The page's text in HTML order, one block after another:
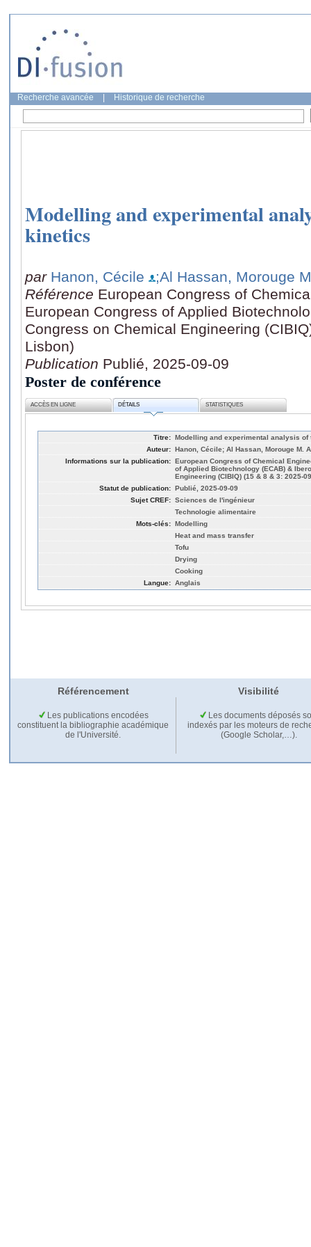
Recherche avancée Historique de recherche
Modelling and experimental
kinetics
par Hanon, Cécile
;Al Hassan, Morouge
Référence European Congress of
European Congress of Applied
Congress on Chemical Engineering
Lisbon)
Publication Publié, 2025-09-09
Poster de conférence
ACCÈS EN LIGNE DÉTAILS STATISTIQUES
Titre: Modelling and experimental analysis
Auteur: Hanon, Cécile; Al Hassan, Morouge M.
Informations sur la publication: European Congress of Chemical
of Applied Biotechnology (ECAB) &
Engineering (CIBIQ) (15 & 8 & 3: 2025-
Statut de publication: Publié, 2025-09-09
Sujet CREF: Sciences de l'ingénieur
Technologie alimentaire
Mots-clés: Modelling
Heat and mass transfer
Tofu
Drying
Cooking
Langue: Anglais
Référencement Visibilité
Les publications encodées
constituent la bibliographie académique
de l'Université.
Les documents déposés
indexés par les moteurs de
(Google Scholar,…).